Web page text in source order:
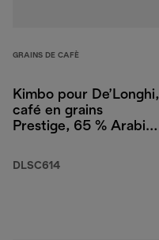
GRAINS DE CAFÈ
Kimbo pour De’Longhi,
café en grains
Prestige, 65 % Arabica
DLSC614